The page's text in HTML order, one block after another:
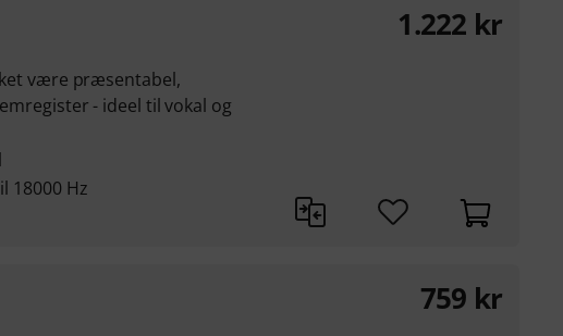
være præsentabel,
- ideel til vokal og
18000 Hz
1.222 kr
759 kr